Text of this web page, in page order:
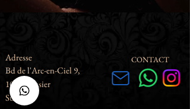
Adresse
Bd de l'Arc-en-Ciel 9,
1023 Crissier
Suisse
CONTACT